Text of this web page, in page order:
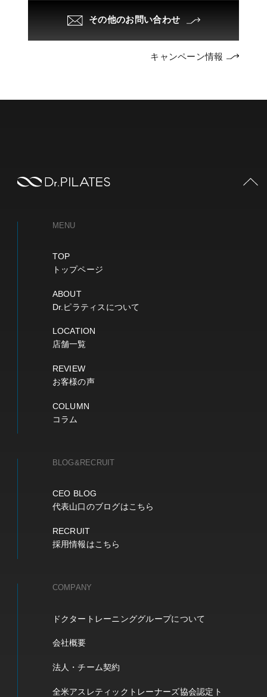
その他のお問い合わせ
キャンペーン情報
MENU
TOP
トップページ
ABOUT
Dr.ピラティスについて
LOCATION
店舗一覧
REVIEW
お客様の声
COLUMN
コラム
BLOG&RECRUIT
CEO BLOG
代表山口のブログはこちら
RECRUIT
採用情報はこちら
COMPANY
ドクタートレーニンググループについて
会社概要
法人・チーム契約
全米アスレティックトレーナーズ協会認定ト